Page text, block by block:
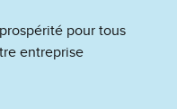
pour tous
entreprise